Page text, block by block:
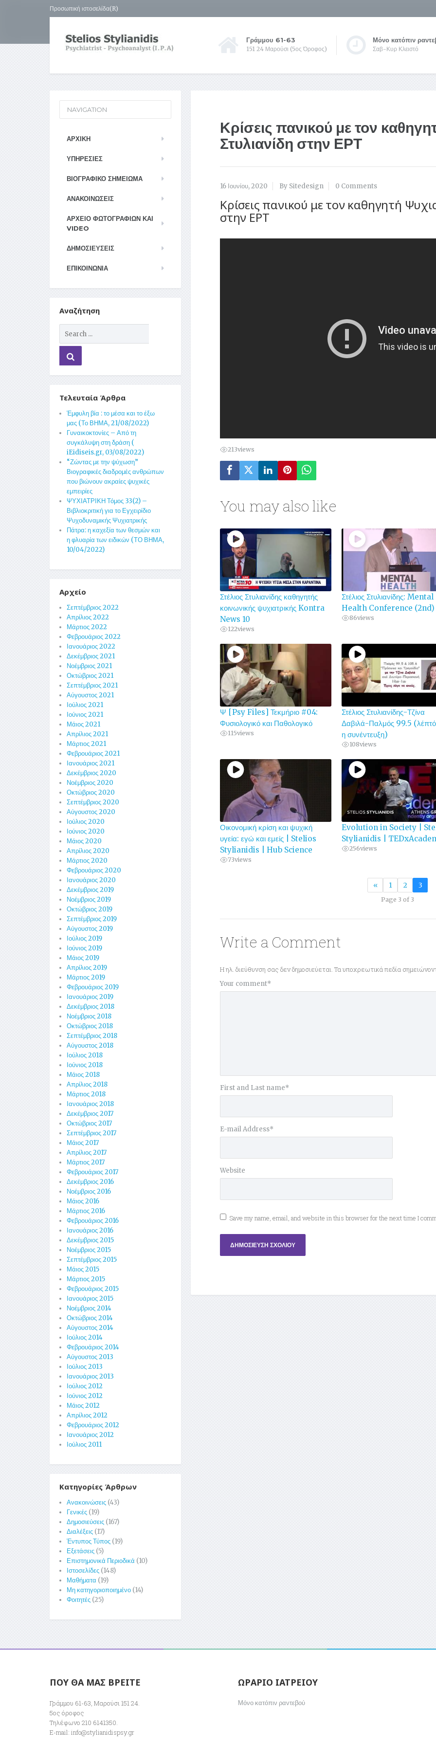
Προσωπική ιστοσελίδα(R)
Γράμμου 61-63
151 24 Μαρούσι (5ος Όροφος)
Μόνο κατόπιν
Σαβ-Κυρ Κλειστό
Κρίσεις πανικού με τον
Στυλιανίδη στην ΕΡΤ
16 Ιουνίου, 2020 By Sitedesign 0 Comments
Κρίσεις πανικού με τον καθηγητή
στην ΕΡΤ
213views
You may also like
Στέλιος Στυλιανίδης καθηγητής
κοινωνικής ψυχιατρικής Kontra
News 10
122views
Στέλιος Στυλιανίδης: Mental
Health Conference (2nd)
86views
Ψ [Psy Files] Τεκμήριο #04:
Φυσιολογικό και Παθολογικό
115views
Στέλιος Στυλιανίδης-Τζίνα
Δαβιλά-Παλμός 99.5
η συνέντευξη)
108views
Οικονομική κρίση και ψυχική
υγεία: εγώ και εμείς | Stelios
Stylianidis | Hub Science
73views
Evolution in Society |
Stylianidis |
256views
« 1 2 3
Page 3 of 3
Write a Comment
Η ηλ. διεύθυνση σας δεν δημοσιεύεται. Τα υποχρεωτικά πεδία
Your comment*
First and Last name*
E-mail Address*
Website
Save my name, email, and website in this browser for the next time I
NAVIGATION
ΑΡΧΙΚΉ
ΥΠΗΡΕΣΊΕΣ
ΒΙΟΓΡΑΦΙΚΌ ΣΗΜΕΊΩΜΑ
ΑΝΑΚΟΙΝΏΣΕΙΣ
ΑΡΧΕΊΟ ΦΩΤΟΓΡΑΦΙΏΝ ΚΑΙ
VIDEO
ΔΗΜΟΣΙΕΥΣΕΙΣ
ΕΠΙΚΟΙΝΩΝΊΑ
Αναζήτηση
Τελευταία Άρθρα
Έμφυλη βία : το μέσα και το έξω
μας (Το ΒΗΜΑ, 21/08/2022)
Γυναικοκτονίες – Από τη
συγκάλυψη στη δράση (
iEidiseis.gr, 03/08/2022)
“Ζώντας με την ψύχωση”
Βιογραφικές διαδρομές ανθρώπων
που βιώνουν ακραίες ψυχικές
εμπειρίες
ΨΥΧΙΑΤΡΙΚΗ Τόμος 33(2) –
Βιβλιοκριτική για το Εγχειρίδιο
Ψυχοδυναμικής Ψυχιατρικής
Πάτρα: η καχεξία των θεσμών και
η φλυαρία των ειδικών (ΤΟ ΒΗΜΑ,
10/04/2022)
Αρχείο
Σεπτέμβριος 2022
Απρίλιος 2022
Μάρτιος 2022
Φεβρουάριος 2022
Ιανουάριος 2022
Δεκέμβριος 2021
Νοέμβριος 2021
Οκτώβριος 2021
Σεπτέμβριος 2021
Αύγουστος 2021
Ιούλιος 2021
Ιούνιος 2021
Μάιος 2021
Απρίλιος 2021
Μάρτιος 2021
Φεβρουάριος 2021
Ιανουάριος 2021
Δεκέμβριος 2020
Νοέμβριος 2020
Οκτώβριος 2020
Σεπτέμβριος 2020
Αύγουστος 2020
Ιούλιος 2020
Ιούνιος 2020
Μάιος 2020
Απρίλιος 2020
Μάρτιος 2020
Φεβρουάριος 2020
Ιανουάριος 2020
Δεκέμβριος 2019
Νοέμβριος 2019
Οκτώβριος 2019
Σεπτέμβριος 2019
Αύγουστος 2019
Ιούλιος 2019
Ιούνιος 2019
Μάιος 2019
Απρίλιος 2019
Μάρτιος 2019
Φεβρουάριος 2019
Ιανουάριος 2019
Δεκέμβριος 2018
Νοέμβριος 2018
Οκτώβριος 2018
Σεπτέμβριος 2018
Αύγουστος 2018
Ιούλιος 2018
Ιούνιος 2018
Μάιος 2018
Απρίλιος 2018
Μάρτιος 2018
Ιανουάριος 2018
Δεκέμβριος 2017
Οκτώβριος 2017
Σεπτέμβριος 2017
Μάιος 2017
Απρίλιος 2017
Μάρτιος 2017
Φεβρουάριος 2017
Δεκέμβριος 2016
Νοέμβριος 2016
Μάιος 2016
Μάρτιος 2016
Φεβρουάριος 2016
Ιανουάριος 2016
Δεκέμβριος 2015
Νοέμβριος 2015
Σεπτέμβριος 2015
Μάιος 2015
Μάρτιος 2015
Φεβρουάριος 2015
Ιανουάριος 2015
Νοέμβριος 2014
Οκτώβριος 2014
Αύγουστος 2014
Ιούλιος 2014
Φεβρουάριος 2014
Αύγουστος 2013
Ιούλιος 2013
Ιανουάριος 2013
Ιούλιος 2012
Ιούνιος 2012
Μάιος 2012
Απρίλιος 2012
Φεβρουάριος 2012
Ιανουάριος 2012
Ιούλιος 2011
Κατηγορίες Άρθρων
Ανακοινώσεις (43)
Γενικές (19)
Δημοσιεύσεις (167)
Διαλέξεις (17)
Έντυπος Τύπος (19)
Εξετάσεις (5)
Επιστημονικά Περιοδικά (10)
Ιστοσελίδες (148)
Μαθήματα (19)
Μη κατηγοριοποιημένο (14)
Φοιτητές (25)
ΠΟΥ ΘΑ ΜΑΣ ΒΡΕΙΤΕ
Γράμμου 61-63, Μαρούσι 151 24.
5ος όροφος
Τηλέφωνο 210 6141350.
E-mail: info@stylianidispsy.gr
ΩΡΑΡΙΟ ΙΑΤΡΕΙΟΥ
Μόνο κατόπιν ραντεβού